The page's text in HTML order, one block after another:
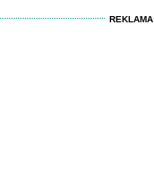
REKLAMA